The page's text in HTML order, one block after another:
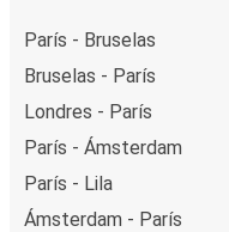
París - Bruselas
Bruselas - París
Londres - París
París - Ámsterdam
París - Lila
Ámsterdam - París